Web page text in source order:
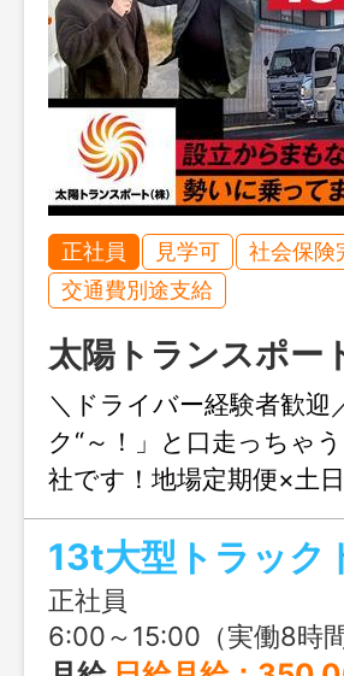
正社員 見学可 社会保険
交通費別途支給
太陽トランスポー
＼ドライバー経験者歓迎
ク“～！」と口走っちゃ
社です！地場定期便×土
13t大型トラック
正社員
6:00～15:00（実働8時間